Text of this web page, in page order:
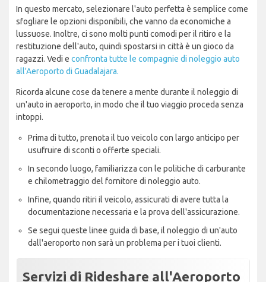
In questo mercato, selezionare l'auto perfetta è semplice come
sfogliare le opzioni disponibili, che vanno da economiche a
lussuose. Inoltre, ci sono molti punti comodi per il ritiro e la
restituzione dell'auto, quindi spostarsi in città è un gioco da
ragazzi. Vedi e confronta tutte le compagnie di noleggio auto
all'Aeroporto di Guadalajara.
Ricorda alcune cose da tenere a mente durante il noleggio di
un'auto in aeroporto, in modo che il tuo viaggio proceda senza
intoppi.
Prima di tutto, prenota il tuo veicolo con largo anticipo per
usufruire di sconti o offerte speciali.
In secondo luogo, familiarizza con le politiche di carburante
e chilometraggio del fornitore di noleggio auto.
Infine, quando ritiri il veicolo, assicurati di avere tutta la
documentazione necessaria e la prova dell'assicurazione.
Se segui queste linee guida di base, il noleggio di un'auto
dall'aeroporto non sarà un problema per i tuoi clienti.
Servizi di Rideshare all'Aeroporto